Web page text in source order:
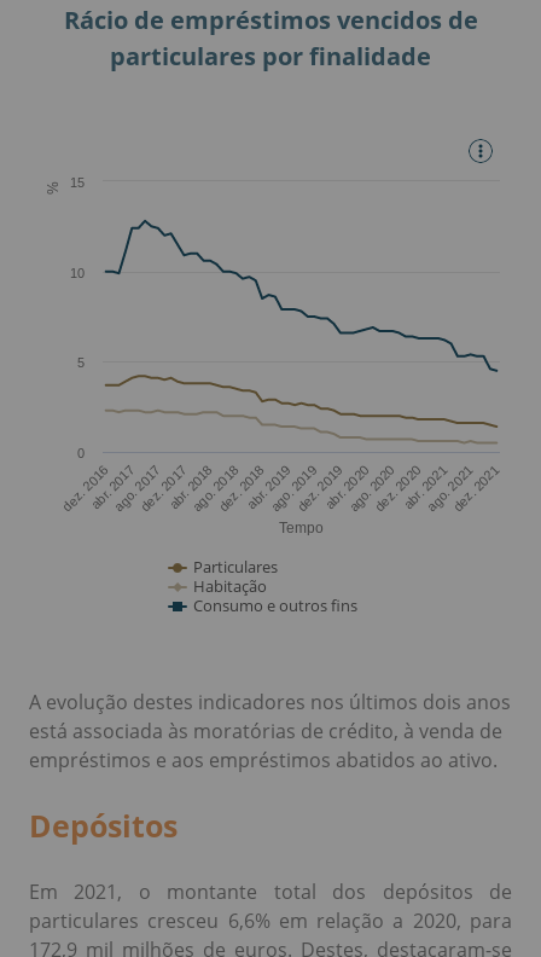
Rácio de empréstimos vencidos de
particulares por finalidade
A evolução destes indicadores nos últimos dois anos
está associada às moratórias de crédito, à venda de
empréstimos e aos empréstimos abatidos ao ativo.
Depósitos
Em 2021, o montante total dos depósitos de
particulares cresceu 6,6% em relação a 2020, para